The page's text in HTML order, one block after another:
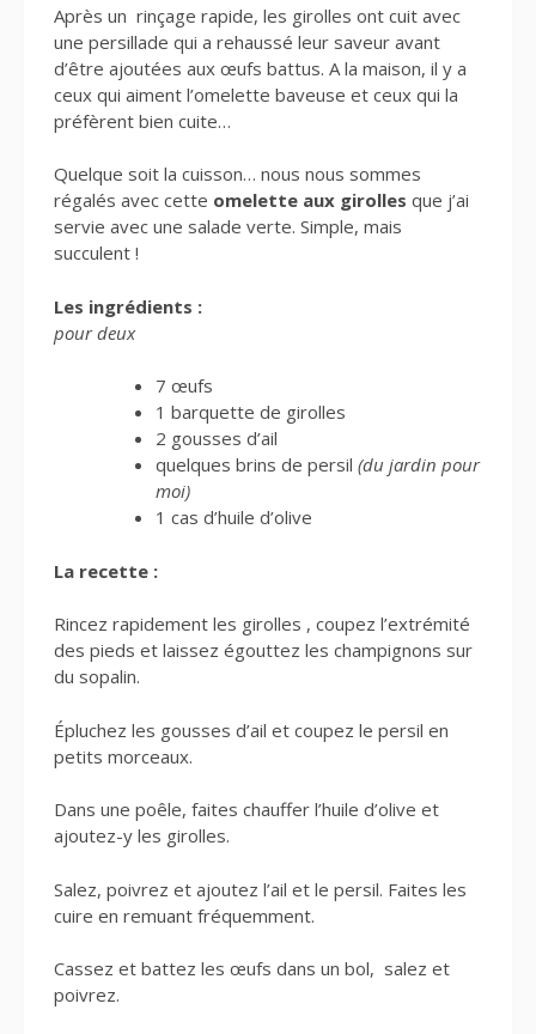
Après un rinçage rapide, les girolles ont cuit avec
une persillade qui a rehaussé leur saveur avant
d’être ajoutées aux œufs battus. A la maison, il y a
ceux qui aiment l’omelette baveuse et ceux qui la
préfèrent bien cuite…
Quelque soit la cuisson… nous nous sommes
régalés avec cette omelette aux girolles que j’ai
servie avec une salade verte. Simple, mais
succulent !
Les ingrédients :
pour deux
7 œufs
1 barquette de girolles
2 gousses d’ail
quelques brins de persil (du jardin pour
moi)
1 cas d’huile d’olive
La recette :
Rincez rapidement les girolles , coupez l’extrémité
des pieds et laissez égouttez les champignons sur
du sopalin.
Épluchez les gousses d’ail et coupez le persil en
petits morceaux.
Dans une poêle, faites chauffer l’huile d’olive et
ajoutez-y les girolles.
Salez, poivrez et ajoutez l’ail et le persil. Faites les
cuire en remuant fréquemment.
Cassez et battez les œufs dans un bol, salez et
poivrez.